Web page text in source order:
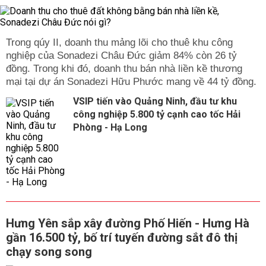
Trong qúy II, doanh thu mảng lõi cho thuê khu công
nghiệp của Sonadezi Châu Đức giảm 84% còn 26 tỷ
đồng. Trong khi đó, doanh thu bán nhà liền kề thương
mại tại dự án Sonadezi Hữu Phước mang về 44 tỷ đồng.
VSIP tiến vào Quảng Ninh, đầu tư khu
công nghiệp 5.800 tỷ cạnh cao tốc Hải
Phòng - Hạ Long
Hưng Yên sắp xây đường Phố Hiến - Hưng Hà
gần 16.500 tỷ, bố trí tuyến đường sắt đô thị
chạy song song